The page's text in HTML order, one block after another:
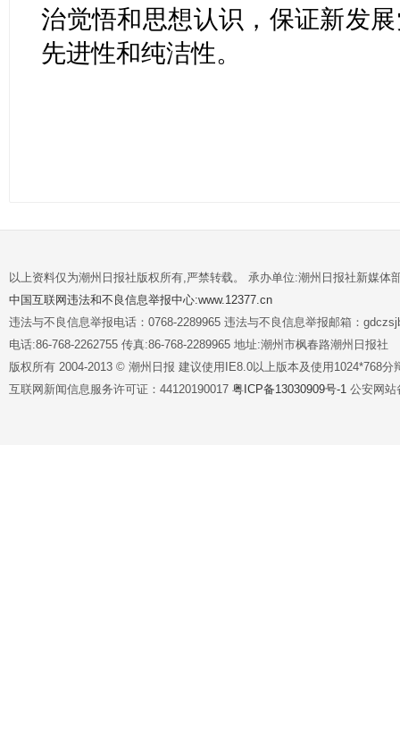
治觉悟和思想认识，保证新发
先进性和纯洁性。
以上资料仅为潮州日报社版权所有,严禁转载。 承办单位:潮州日报社新媒体
中国互联网违法和不良信息举报中心:www.12377.cn
违法与不良信息举报电话：0768-2289965 违法与不良信息举报邮箱：
电话:86-768-2262755 传真:86-768-2289965 地址:潮州市枫春路潮州日报社
版权所有 2004-2013 © 潮州日报 建议使用IE8.0以上版本及使用1024*768分
互联网新闻信息服务许可证：44120190017 粤ICP备13030909号-1 公安网站